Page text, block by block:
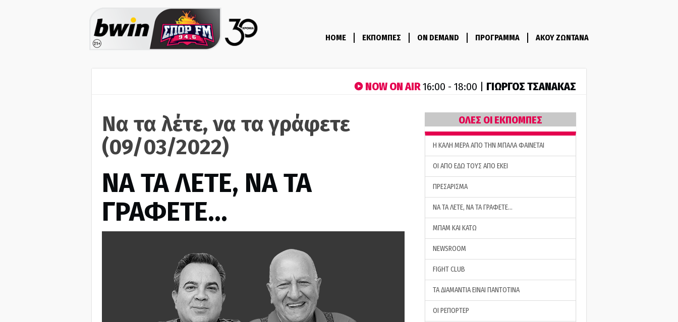
HOME ΕΚΠΟΜΠΕΣ ON DEMAND ΠΡΟΓΡΑΜΜΑ ΑΚΟΥ ΖΩΝΤΑΝΑ
NOW ON AIR16:00 - 18:00 | ΓΙΩΡΓΟΣ ΤΣΑΝΑΚΑΣ
Να τα λέτε, να τα γράφετε
(09/03/2022)
ΝΑ ΤΑ ΛΕΤΕ, ΝΑ ΤΑ
ΓΡΑΦΕΤΕ…
ΟΛΕΣ ΟΙ ΕΚΠΟΜΠΕΣ
H ΚΑΛΗ ΜΕΡΑ ΑΠΟ ΤΗΝ ΜΠΑΛΑ ΦΑΙΝΕΤΑΙ
ΟΙ ΑΠΟ ΕΔΩ ΤΟΥΣ ΑΠΟ ΕΚΕΙ
ΠΡΕΣΑΡΙΣΜΑ
ΝΑ ΤΑ ΛΕΤΕ, ΝΑ ΤΑ ΓΡΑΦΕΤΕ…
ΜΠΑΜ ΚΑΙ ΚΑΤΩ
NEWSROOM
FIGHT CLUB
ΤΑ ΔΙΑΜΑΝΤΙΑ ΕΙΝΑΙ ΠΑΝΤΟΤΙΝΑ
ΟΙ ΡΕΠΟΡΤΕΡ